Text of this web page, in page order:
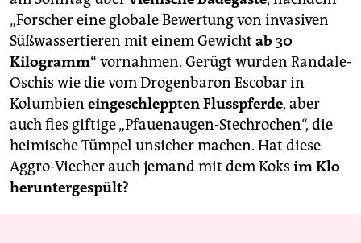
sport
berlin
nord
wahrheit
verlag
„Forscher eine globale Bewertung von invasiven
Süßwassertieren mit einem Gewicht ab 30
Kilogramm“ vornahmen. Gerügt wurden Randale-
Oschis wie die vom Drogenbaron Escobar in
Kolumbien eingeschleppten Flusspferde, aber
auch fies giftige „Pfauenaugen-Stechrochen“, die
heimische Tümpel unsicher machen. Hat diese
Aggro-Viecher auch jemand mit dem Koks im Klo
heruntergespült?